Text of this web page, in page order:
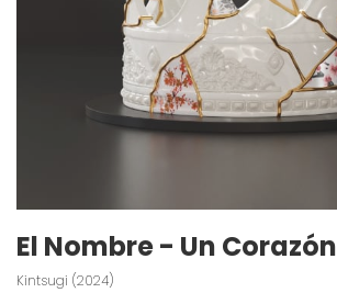
El Nombre - Un Corazón
Kintsugi (2024)